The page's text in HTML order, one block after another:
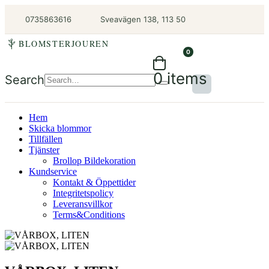
0735863616 Sveavägen 138, 113 50
BLOMSTERJOUREN
Search
0
0 items
Hem
Skicka blommor
Tillfällen
Tjänster
Brollop Bildekoration
Kundservice
Kontakt & Öppettider
Integritetspolicy
Leveransvillkor
Terms&Conditions